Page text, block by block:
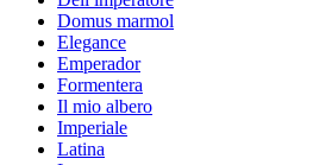
Domus marmol
Elegance
Emperador
Formentera
Il mio albero
Imperiale
Latina